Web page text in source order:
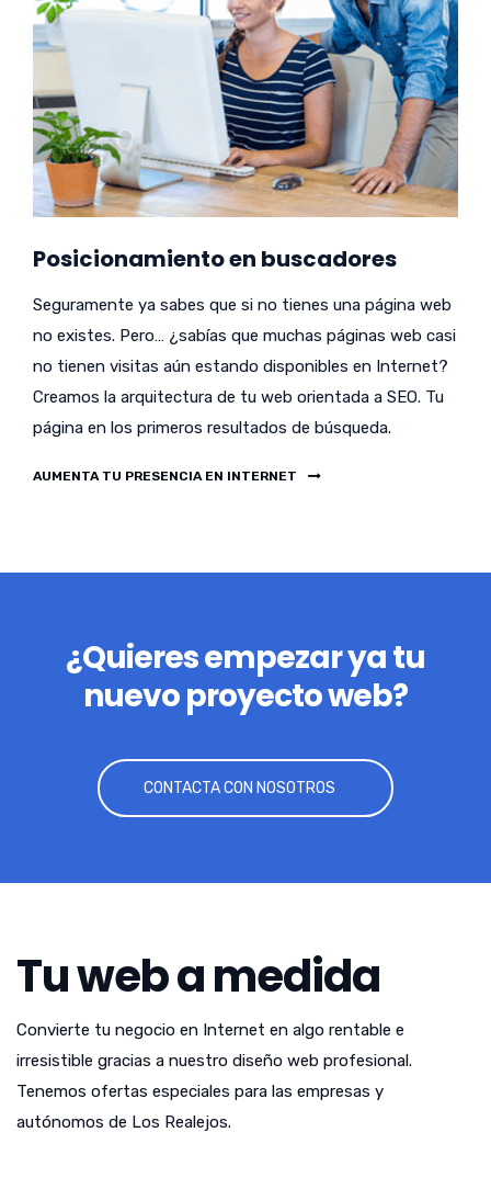
Posicionamiento en buscadores
Seguramente ya sabes que si no tienes una página web
no existes. Pero… ¿sabías que muchas páginas web casi
no tienen visitas aún estando disponibles en Internet?
Creamos la arquitectura de tu web orientada a SEO. Tu
página en los primeros resultados de búsqueda.
AUMENTA TU PRESENCIA EN INTERNET
¿Quieres empezar ya tu
nuevo proyecto web?
CONTACTA CON NOSOTROS
Tu web a medida
Convierte tu negocio en Internet en algo rentable e
irresistible gracias a nuestro diseño web profesional.
Tenemos ofertas especiales para las empresas y
autónomos de Los Realejos.